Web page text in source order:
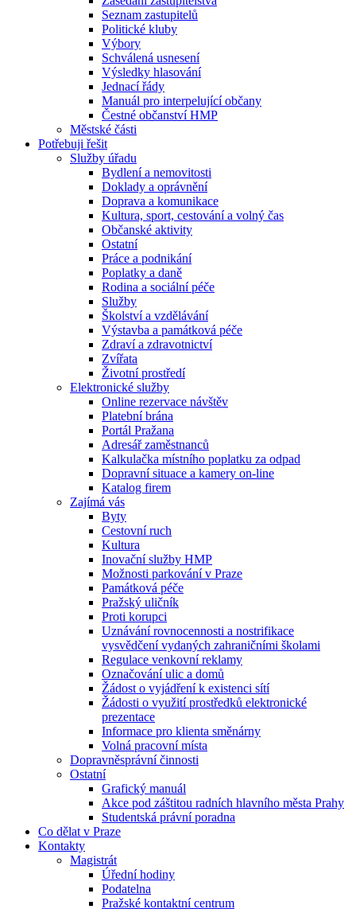
Seznam zastupitelů
Politické kluby
Výbory
Schválená usnesení
Výsledky hlasování
Jednací řády
Manuál pro interpelující občany
Čestné občanství HMP
Městské části
Potřebuji řešit
Služby úřadu
Bydlení a nemovitosti
Doklady a oprávnění
Doprava a komunikace
Kultura, sport, cestování a volný čas
Občanské aktivity
Ostatní
Práce a podnikání
Poplatky a daně
Rodina a sociální péče
Služby
Školství a vzdělávání
Výstavba a památková péče
Zdraví a zdravotnictví
Zvířata
Životní prostředí
Elektronické služby
Online rezervace návštěv
Platební brána
Portál Pražana
Adresář zaměstnanců
Kalkulačka místního poplatku za odpad
Dopravní situace a kamery on-line
Katalog firem
Zajímá vás
Byty
Cestovní ruch
Kultura
Inovační služby HMP
Možnosti parkování v Praze
Památková péče
Pražský uličník
Proti korupci
Uznávání rovnocennosti a nostrifikace
vysvědčení vydaných zahraničními školami
Regulace venkovní reklamy
Označování ulic a domů
Žádost o vyjádření k existenci sítí
Žádosti o využití prostředků elektronické
prezentace
Informace pro klienta směnárny
Volná pracovní místa
Dopravněsprávní činnosti
Ostatní
Grafický manuál
Akce pod záštitou radních hlavního města Prahy
Studentská právní poradna
Co dělat v Praze
Kontakty
Magistrát
Úřední hodiny
Podatelna
Pražské kontaktní centrum